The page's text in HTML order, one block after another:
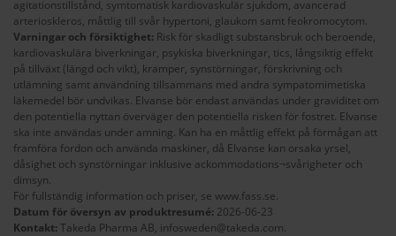
agitationstillstånd, symtomatisk kardiovaskulär sjukdom, avancerad
arterioskleros, måttlig till svår hypertoni, glaukom samt feokromocytom.
Varningar och försiktighet: Risk för skadligt substansbruk och beroende,
kardiovaskulära biverkningar, psykiska biverkningar, tics, långsiktig effekt
på tillväxt (längd och vikt), kramper, synstörningar, förskrivning och
utlämning samt användning tillsammans med andra sympatomimetiska
läkemedel bör undvikas. Elvanse bör endast användas under graviditet om
den potentiella nyttan överväger den potentiella risken för fostret. Elvanse
ska inte användas under amning. Kan ha en måttlig effekt på förmågan att
framföra fordon och använda maskiner, då Elvanse kan orsaka yrsel,
dåsighet och synstörningar inklusive ackommodations¬svårigheter och
dimsyn.
För fullständig information och priser, se www.fass.se.
Datum för översyn av produktresumé: 2026-06-23
Kontakt: Takeda Pharma AB, infosweden@takeda.com.